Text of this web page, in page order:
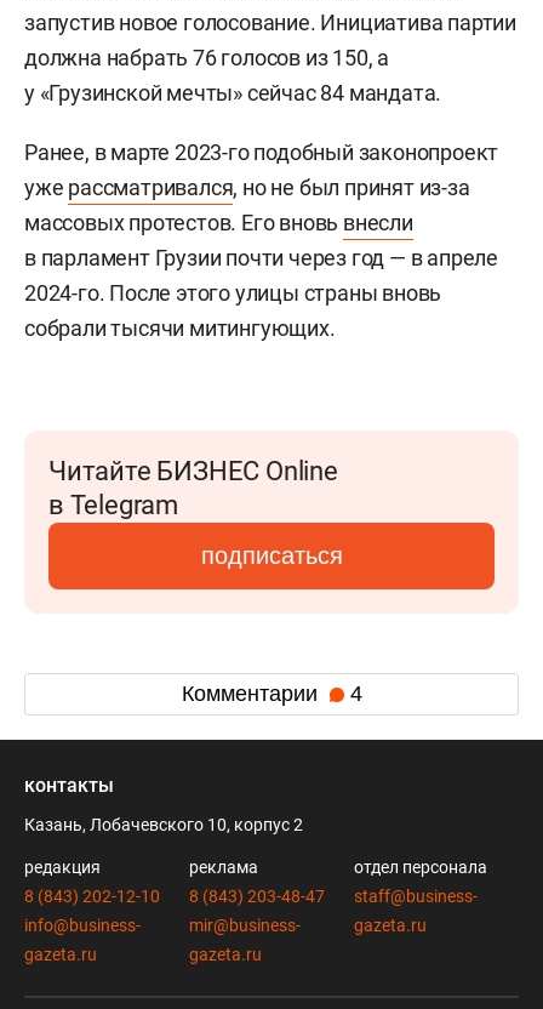
запустив новое голосование. Инициатива партии
должна набрать 76 голосов из 150, а
у «Грузинской мечты» сейчас 84 мандата.
Ранее, в марте 2023-го подобный законопроект
уже рассматривался, но не был принят из-за
массовых протестов. Его вновь внесли
в парламент Грузии почти через год — в апреле
2024-го. После этого улицы страны вновь
собрали тысячи митингующих.
Читайте БИЗНЕС Online
в Telegram
подписаться
Комментарии 4
контакты
Казань, Лобачевского 10, корпус 2
редакция
8 (843) 202-12-10
info@business-
gazeta.ru
реклама
8 (843) 203-48-47
mir@business-
gazeta.ru
отдел персонала
staff@business-
gazeta.ru